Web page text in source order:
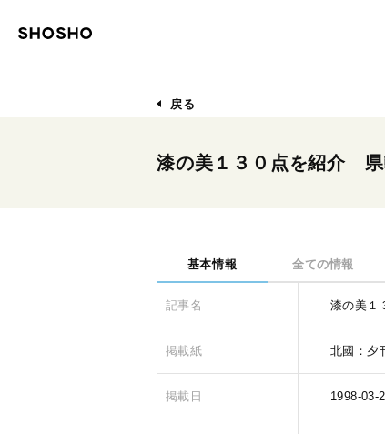
戻る
漆の美１３０点を紹介
基本情報 全ての情報
記事名 漆の美１
掲載紙 北國：夕
掲載日 1998-03-